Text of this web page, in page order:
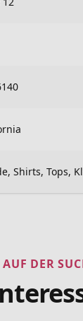
Shirts, Tops,
DER